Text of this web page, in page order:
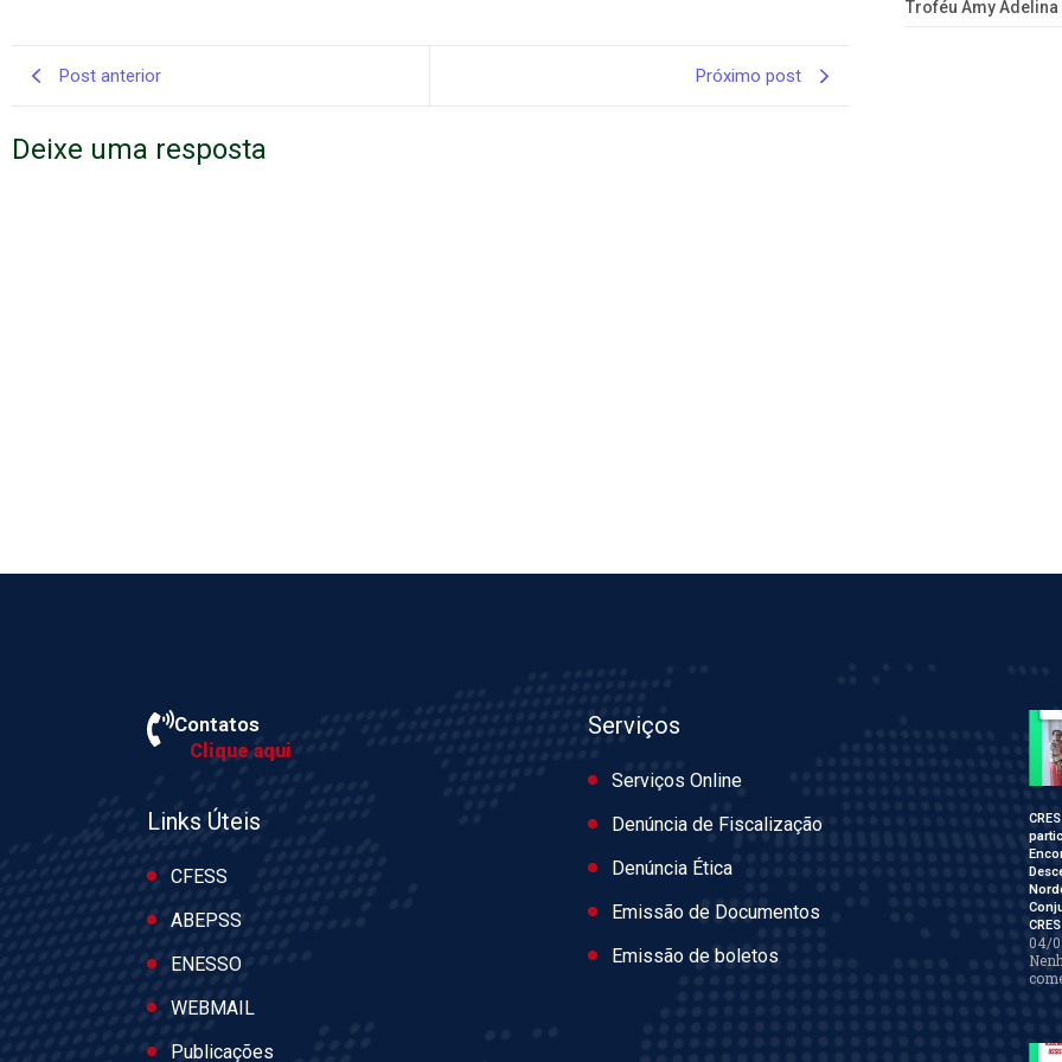
Troféu Amy Adelina
Post anterior Próximo post
Deixe uma resposta
Contatos
Clique aqui
Links Úteis
CFESS
ABEPSS
ENESSO
WEBMAIL
Publicações
Serviços
Serviços Online
Denúncia de Fiscalização
Denúncia Ética
Emissão de Documentos
Emissão de boletos
04/